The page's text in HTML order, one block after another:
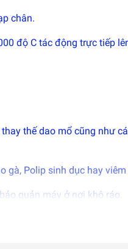
chân.
độ C tác động trực tiếp
thế dao mổ cũng như
gà, Polip sinh dục hay
quản máy ở nơi khô ráo.